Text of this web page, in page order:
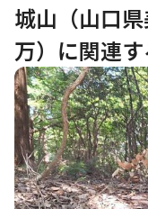
城山（山口
万）に関連